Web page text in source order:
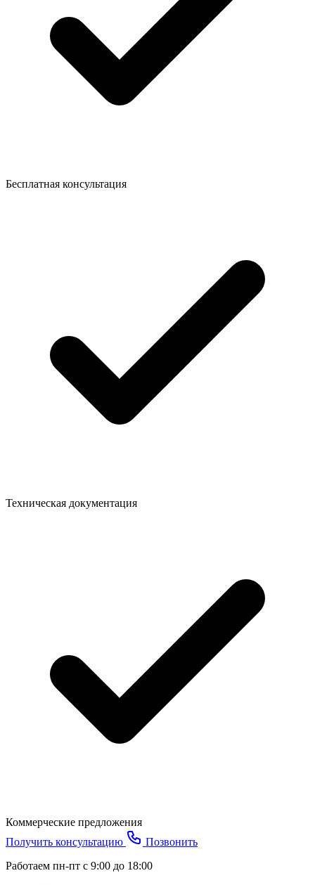
Бесплатная консультация
Техническая документация
Коммерческие предложения
Получить консультацию
Позвонить
Работаем пн-пт с 9:00 до 18:00